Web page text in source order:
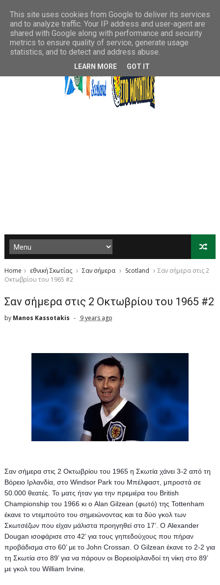
Home εθνική Σκωτίας Σαν σήμερα Scotland
Σαν σήμερα στις 2
Οκτωβρίου του 1965 #2
Σαν σήμερα στις 2 Οκτωβρίου του 1965 #2
by Manos Kassotakis 9 years ago
Σαν σήμερα στις 2 Οκτωβρίου του 1965 η Σκωτία χάνει 3-2 από τη
Βόρειο Ιρλανδία, στο Windsor Park του Μπέλφαστ, μπροστά σε
50.000 θεατές. Το ματς ήταν για την πρεμιέρα του British
Championship του 1966 κι ο Alan Gilzean (φωτό) της Tottenham
έκανε το ντεμπούτο του σημειώνοντας και τα δύο γκολ των
Σκωτσέζων που είχαν μάλιστα προηγηθεί στο 17’. Ο Alexander
Dougan ισοφάρισε στο 42’ για τους γηπεδούχους που πήραν
προβάδισμα στο 60’ με το John Crossan. Ο Gilzean έκανε το 2-2 για
τη Σκωτία στο 89’ για να πάρουν οι Βορειοϊρλανδοί τη νίκη στο 89’
με γκολ του William Irvine.
This site uses cookies from Google to deliver its services
and to analyze traffic. Your IP address and user-agent are
shared with Google along with performance and security
metrics to ensure quality of service, generate usage
statistics, and to detect and address abuse.
LEARN MORE GOT IT